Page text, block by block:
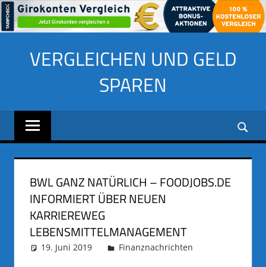
VERGLEICHEN UND GELD
SPAREN
BWL GANZ NATÜRLICH – FOODJOBS.DE
INFORMIERT ÜBER NEUEN
KARRIEREWEG
LEBENSMITTELMANAGEMENT
19. Juni 2019 adminus
Finanznachrichten